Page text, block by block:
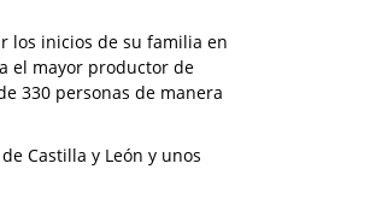
los inicios de su familia en
el mayor productor de
330 personas de manera
Castilla y León y unos